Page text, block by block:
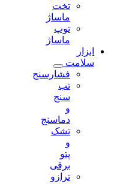
تخت
ماساژ
توپ
ماساژ
ابزار
سلامت
فشارسنج
دماسنج
تشک
ترازو